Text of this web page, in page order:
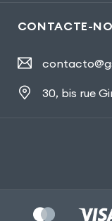
CONTACTE-
30, bis rue